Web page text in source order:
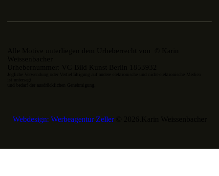
Webdesign: Werbeagentur Zeller